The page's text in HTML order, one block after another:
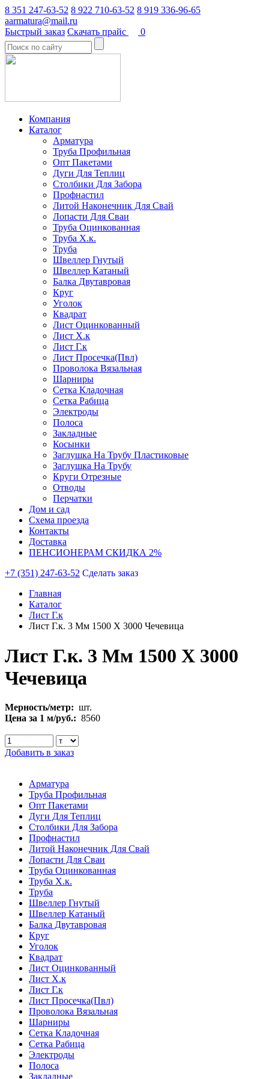
8 351 247-63-52 8 922 710-63-52 8 919 336-96-65
aarmatura@mail.ru
Быстрый заказ Скачать прайс 0
Компания
Каталог
Арматура
Труба Профильная
Опт Пакетами
Дуги Для Теплиц
Столбики Для Забора
Профнастил
Литой Наконечник Для Свай
Лопасти Для Сваи
Труба Оцинкованная
Труба Х.к.
Труба
Швеллер Гнутый
Швеллер Катаный
Балка Двутавровая
Круг
Уголок
Квадрат
Лист Оцинкованный
Лист Х.к
Лист Г.к
Лист Просечка(Пвл)
Проволока Вязальная
Шарниры
Сетка Кладочная
Сетка Рабица
Электроды
Полоса
Закладные
Косынки
Заглушка На Трубу Пластиковые
Заглушка На Трубу
Круги Отрезные
Отводы
Перчатки
Дом и сад
Схема проезда
Контакты
Доставка
ПЕНСИОНЕРАМ СКИДКА 2%
+7 (351) 247-63-52 Сделать заказ
Главная
Каталог
Лист Г.к
Лист Г.к. 3 Мм 1500 Х 3000 Чечевица
Лист Г.к. 3 Мм 1500 Х 3000
Чечевица
Мерность/метр: шт.
Цена за 1 м/руб.: 8560
Добавить в заказ
Арматура
Труба Профильная
Опт Пакетами
Дуги Для Теплиц
Столбики Для Забора
Профнастил
Литой Наконечник Для Свай
Лопасти Для Сваи
Труба Оцинкованная
Труба Х.к.
Труба
Швеллер Гнутый
Швеллер Катаный
Балка Двутавровая
Круг
Уголок
Квадрат
Лист Оцинкованный
Лист Х.к
Лист Г.к
Лист Просечка(Пвл)
Проволока Вязальная
Шарниры
Сетка Кладочная
Сетка Рабица
Электроды
Полоса
Закладные